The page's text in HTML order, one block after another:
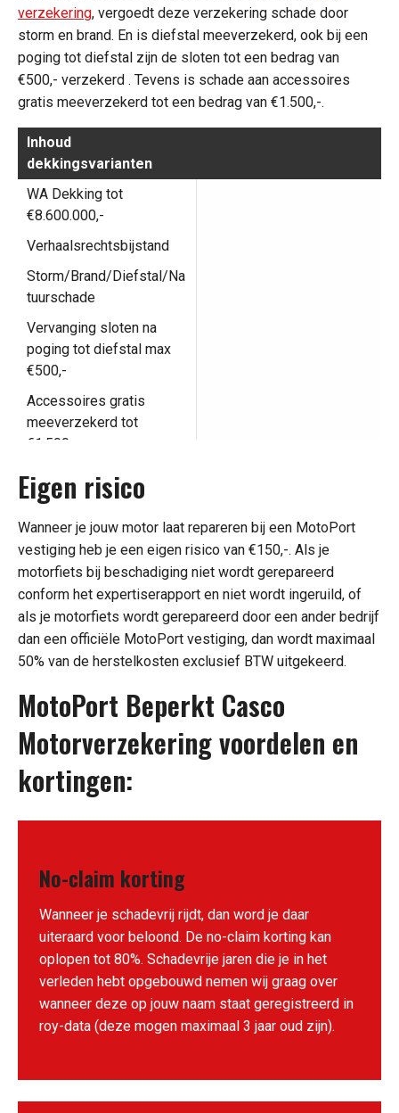
verzekering, vergoedt deze verzekering schade door
storm en brand. En is diefstal meeverzekerd, ook bij een
poging tot diefstal zijn de sloten tot een bedrag van
€500,- verzekerd . Tevens is schade aan accessoires
gratis meeverzekerd tot een bedrag van €1.500,-.
Inhoud
dekkingsvarianten
WA Dekking tot
€8.600.000,-
Verhaalsrechtsbijstand
Storm/Brand/Diefstal/Na
tuurschade
Vervanging sloten na
poging tot diefstal max
€500,-
Accessoires gratis
meeverzekerd tot
€1.500,-
Aanrijding (Ook eigen
schuld)
Motorkleding gratis
meeverzekerd tot
€1.500,-
Aanschaf-/taxatiewaarde
vergoeding (eerste drie
jaar na aanschaf-/taxatie
geen afschrijving!)
Bij totaal verlies 10%
extra uitkering
Eigen risico
Wanneer je jouw motor laat repareren bij een MotoPort
vestiging heb je een eigen risico van €150,-. Als je
motorfiets bij beschadiging niet wordt gerepareerd
conform het expertiserapport en niet wordt ingeruild, of
als je motorfiets wordt gerepareerd door een ander bedrijf
dan een officiële MotoPort vestiging, dan wordt maximaal
50% van de herstelkosten exclusief BTW uitgekeerd.
MotoPort Beperkt Casco
Motorverzekering voordelen en
kortingen:
No-claim korting
Wanneer je schadevrij rijdt, dan word je daar
uiteraard voor beloond. De no-claim korting kan
oplopen tot 80%. Schadevrije jaren die je in het
verleden hebt opgebouwd nemen wij graag over
wanneer deze op jouw naam staat geregistreerd in
roy-data (deze mogen maximaal 3 jaar oud zijn).